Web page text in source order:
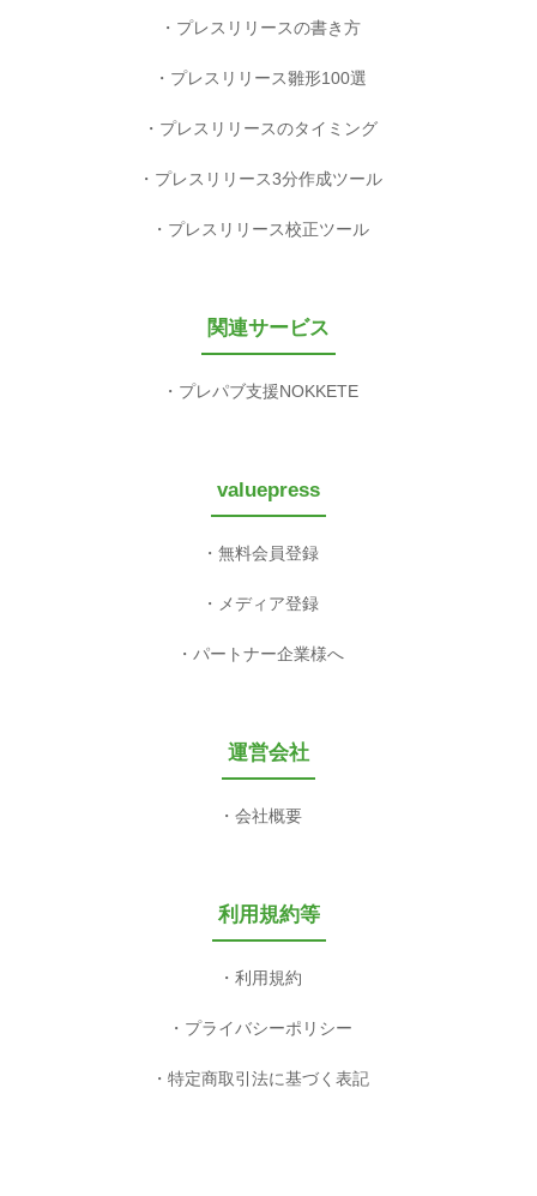
プレスリリースの書き方
プレスリリース雛形100選
プレスリリースのタイミング
プレスリリース3分作成ツール
プレスリリース校正ツール
関連サービス
プレパブ支援NOKKETE
valuepress
無料会員登録
メディア登録
パートナー企業様へ
運営会社
会社概要
利用規約等
利用規約
プライバシーポリシー
特定商取引法に基づく表記